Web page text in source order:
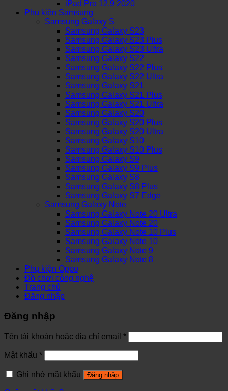
iPad Pro 12.9 2020
Phụ kiện Samsung
Samsung Galaxy S
Samsung Galaxy S23
Samsung Galaxy S23 Plus
Samsung Galaxy S23 Ultra
Samsung Galaxy S22
Samsung Galaxy S22 Plus
Samsung Galaxy S22 Ultra
Samsung Galaxy S21
Samsung Galaxy S21 Plus
Samsung Galaxy S21 Ultra
Samsung Galaxy S20
Samsung Galaxy S20 Plus
Samsung Galaxy S20 Ultra
Samsung Galaxy S10
Samsung Galaxy S10 Plus
Samsung Galaxy S9
Samsung Galaxy S9 Plus
Samsung Galaxy S8
Samsung Galaxy S8 Plus
Samsung Galaxy S7 Edge
Samsung Galaxy Note
Samsung Galaxy Note 20 Ultra
Samsung Galaxy Note 20
Samsung Galaxy Note 10 Plus
Samsung Galaxy Note 10
Samsung Galaxy Note 9
Samsung Galaxy Note 8
Phụ kiện Oppo
Đồ chơi công nghệ
Trang chủ
Đăng nhập
Đăng nhập
Tên tài khoản hoặc địa chỉ email *
Mật khẩu *
Ghi nhớ mật khẩu Đăng nhập